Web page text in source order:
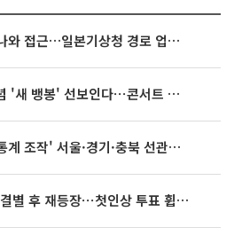
태풍 '돌핀' 오키나와 접근…일본기상청 경로 업데이트
빅뱅, 20주년 기념 '새 뱅봉' 선보인다⋯콘서트 앞두고 팝업 개최
' 서울·경기·충북 선관위 등 추가 압수수색
‘나솔사계’ 국화, 결별 후 재등장⋯첫인상 투표 휩쓸고 ‘인기녀’ 등극